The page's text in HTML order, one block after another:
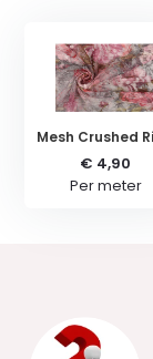
Mesh Crushed
€ 4,90
Per meter